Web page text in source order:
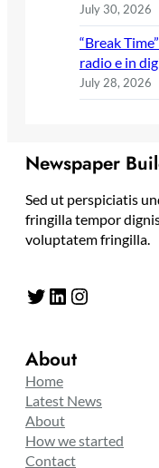
July 30, 2026
“Break
radio e in
July 28, 2026
Newspaper
Sed ut perspiciatis
fringilla tempor
voluptatem fringilla.
Twitter LinkedIn Instagram
About
Home
Latest News
About
How we started
Contact